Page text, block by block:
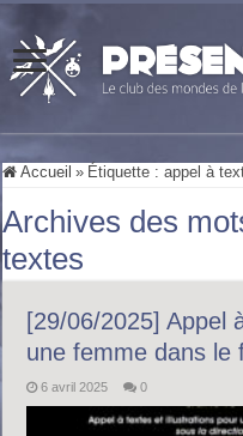
Accueil » Étiquette :appel à
Archives des
textes
[29/06/2025] Appel
une femme dans le
6 avril 2025 0